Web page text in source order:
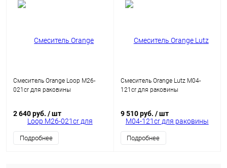
Смеситель Orange Loop M26-
021cr для раковины
2 640 руб. / шт
Подробнее
Смеситель Orange Lutz M04-
121cr для раковины
9 510 руб. / шт
Подробнее